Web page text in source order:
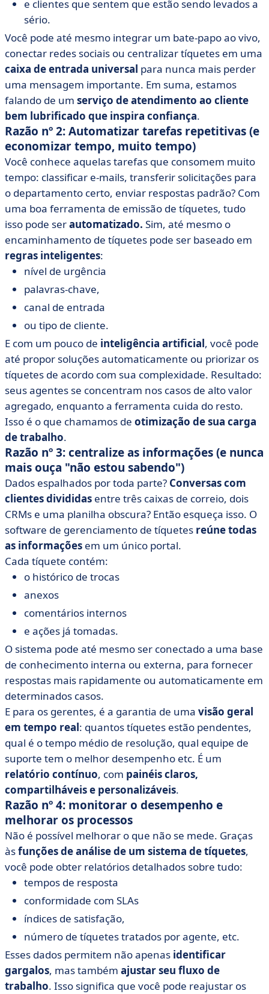
e clientes que sentem que estão sendo levados a
sério.
Você pode até mesmo integrar um bate-papo ao vivo,
conectar redes sociais ou centralizar tíquetes em uma
caixa de entrada universal para nunca mais perder
uma mensagem importante. Em suma, estamos
falando de um serviço de atendimento ao cliente
bem lubrificado que inspira confiança.
Razão nº 2: Automatizar tarefas repetitivas (e
economizar tempo, muito tempo)
Você conhece aquelas tarefas que consomem muito
tempo: classificar e-mails, transferir solicitações para
o departamento certo, enviar respostas padrão? Com
uma boa ferramenta de emissão de tíquetes, tudo
isso pode serautomatizado. Sim, até mesmo o
encaminhamento de tíquetes pode ser baseado em
regras inteligentes:
nível de urgência
palavras-chave,
canal de entrada
ou tipo de cliente.
E com um pouco de inteligência artificial, você pode
até propor soluções automaticamente ou priorizar os
tíquetes de acordo com sua complexidade. Resultado:
seus agentes se concentram nos casos de alto valor
agregado, enquanto a ferramenta cuida do resto.
Isso é o que chamamos de otimização de sua carga
de trabalho.
Razão nº 3: centralize as informações (e nunca
mais ouça "não estou sabendo")
Dados espalhados por toda parte? Conversas com
clientes divididas entre três caixas de correio, dois
CRMs e uma planilha obscura? Então esqueça isso. O
software de gerenciamento de tíquetes reúne todas
as informações em um único portal.
Cada tíquete contém:
o histórico de trocas
anexos
comentários internos
e ações já tomadas.
O sistema pode até mesmo ser conectado a uma base
de conhecimento interna ou externa, para fornecer
respostas mais rapidamente ou automaticamente em
determinados casos.
E para os gerentes, é a garantia de uma visão geral
em tempo real: quantos tíquetes estão pendentes,
qual é o tempo médio de resolução, qual equipe de
suporte tem o melhor desempenho etc. É um
relatório contínuo, com painéis claros,
compartilháveis e personalizáveis.
Razão nº 4: monitorar o desempenho e
melhorar os processos
Não é possível melhorar o que não se mede. Graças
àsfunções de análise de um sistema de tíquetes,
você pode obter relatórios detalhados sobre tudo:
tempos de resposta
conformidade com SLAs
índices de satisfação,
número de tíquetes tratados por agente, etc.
Esses dados permitem não apenas identificar
gargalos, mas também ajustar seu fluxo de
trabalho. Isso significa que você pode reajustar os